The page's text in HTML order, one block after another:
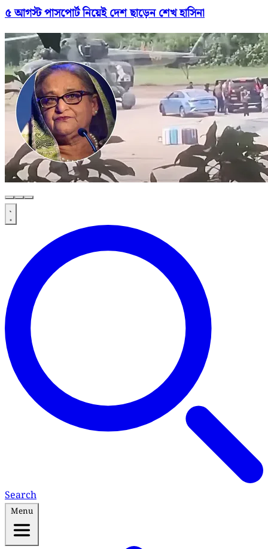
৫ আগস্ট পাসপোর্ট নিয়েই দেশ ছাড়েন শেখ হাসিনা
Search
Menu